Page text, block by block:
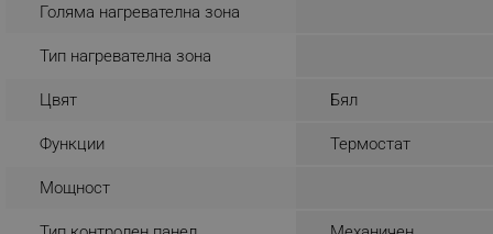
Голяма нагревателна зона
Тип нагревателна зона
Цвят Бял
Функции Термостат
Мощност
rlv_s
rlv_h_profile